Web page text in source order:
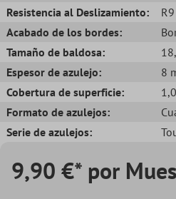
Resistencia al Deslizamiento:
R9
Acabado de los bordes:
Tamaño de baldosa:
Espesor de azulejo:
8
Cobertura de superficie:
Formato de azulejos:
Serie de azulejos:
9,90 €* por